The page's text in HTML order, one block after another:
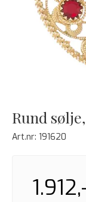
Rund
Art.nr: 191620